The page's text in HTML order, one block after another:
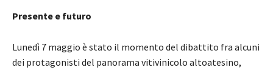
Presente e futuro
Lunedì 7 maggio è stato il momento del dibattito fra alcuni
dei protagonisti del panorama vitivinicolo altoatesino,